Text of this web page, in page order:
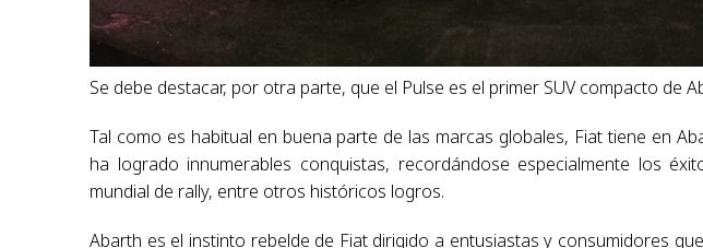
Se debe destacar, por otra parte, que el Pulse es el primer SUV compacto de
Tal como es habitual en buena parte de las marcas globales, Fiat tiene en
ha logrado innumerables conquistas, recordándose especialmente los
mundial de rally, entre otros históricos logros.
Abarth es el instinto rebelde de Fiat dirigido a entusiastas y consumidores